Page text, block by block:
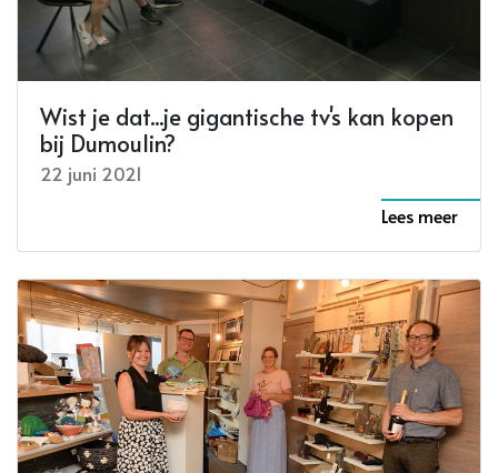
Wist je dat...je gigantische tv's kan kopen
bij Dumoulin?
22 juni 2021
Lees meer